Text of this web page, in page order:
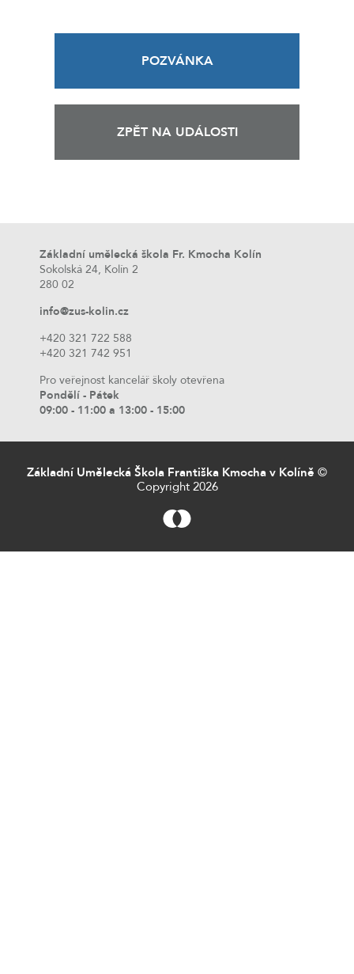
POZVÁNKA
ZPĚT NA UDÁLOSTI
Základní umělecká škola Fr. Kmocha Kolín
Sokolská 24, Kolín 2
280 02
info@zus-kolin.cz
+420 321 722 588
+420 321 742 951
Pro veřejnost kancelář školy otevřena
Pondělí - Pátek
09:00 - 11:00 a 13:00 - 15:00
Základní Umělecká Škola Františka Kmocha v Kolíně ©
Copyright 2026